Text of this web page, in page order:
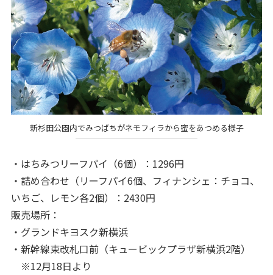
新杉田公園内でみつばちがネモフィラから蜜をあつめる様子
・はちみつリーフパイ（6個）：1296円
・詰め合わせ（リーフパイ6個、フィナンシェ：チョコ、
いちご、レモン各2個）：2430円
販売場所：
・グランドキヨスク新横浜
・新幹線東改札口前（キュービックプラザ新横浜2階）
※12月18日より